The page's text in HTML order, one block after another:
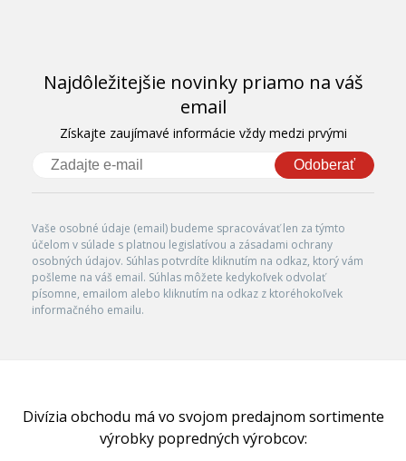
Najdôležitejšie novinky priamo na váš
email
Získajte zaujímavé informácie vždy medzi prvými
Odoberať
Vaše osobné údaje (email) budeme spracovávať len za týmto
účelom v súlade s platnou legislatívou a zásadami ochrany
osobných údajov. Súhlas potvrdíte kliknutím na odkaz, ktorý vám
pošleme na váš email. Súhlas môžete kedykoľvek odvolať
písomne, emailom alebo kliknutím na odkaz z ktoréhokoľvek
informačného emailu.
Divízia obchodu má vo svojom predajnom sortimente
výrobky popredných výrobcov: